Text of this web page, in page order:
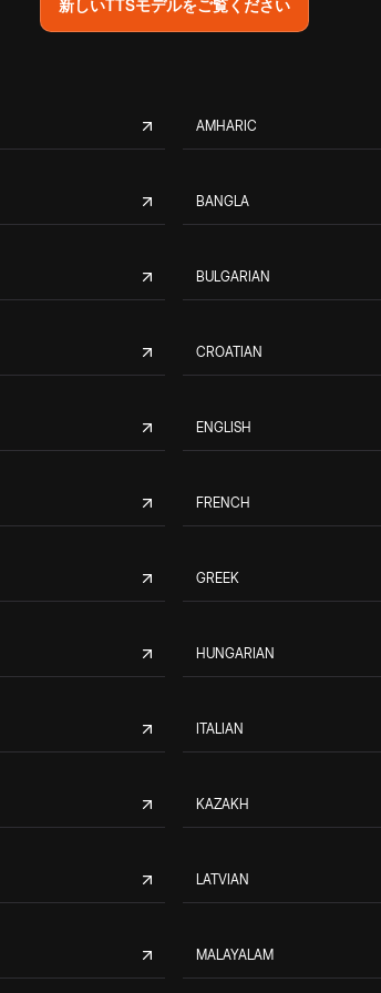
新しいTTSモデルをご覧ください
AMHARIC
BANGLA
BULGARIAN
CROATIAN
ENGLISH
FRENCH
GREEK
HUNGARIAN
ITALIAN
KAZAKH
LATVIAN
MALAYALAM